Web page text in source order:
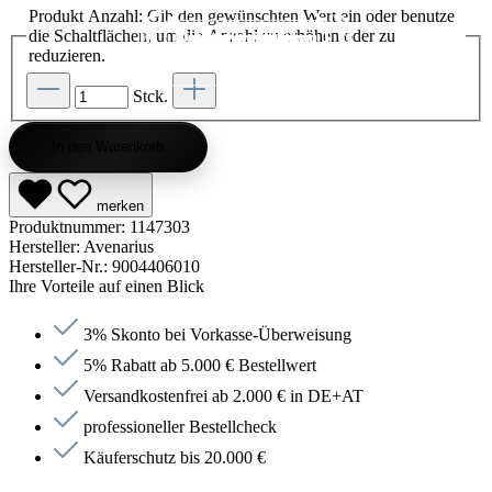
Produkt Anzahl: Gib den gewünschten Wert ein oder benutze
die Schaltflächen, um die Anzahl zu erhöhen oder zu
reduzieren.
Stck.
merken
Produktnummer: 1147303
Hersteller: Avenarius
Hersteller-Nr.: 9004406010
Ihre Vorteile auf einen Blick
3% Skonto bei Vorkasse-Überweisung
5% Rabatt ab 5.000 € Bestellwert
Versandkostenfrei ab 2.000 € in DE+AT
professioneller Bestellcheck
Käuferschutz bis 20.000 €
Jetzt shoppen
Jetzt shoppen
Jetzt anfragen
Jetzt anfragen
Jetzt shoppen
Jetzt anfragen
Jetzt shoppen
Jetzt shoppen
Jetzt shoppen
Jetzt shoppen
Jetzt shoppen
Jetzt anfragen
Jetzt anfragen
Jetzt shoppen
Jetzt anfragen
Jetzt anfragen
Jetzt shoppen
Jetzt shoppen
Jetzt shoppen
Kategorie endecken
Kategorie entdecken
Kategorie entdecken
Kategorie entdecken
Kategorie entdecken
Kategorie entdecken
Kategorie entdecken
Kategorie entdecken
Kategorie entdecken
Kategorie entdecken
Kategorie entdecken
Saunen entdecken